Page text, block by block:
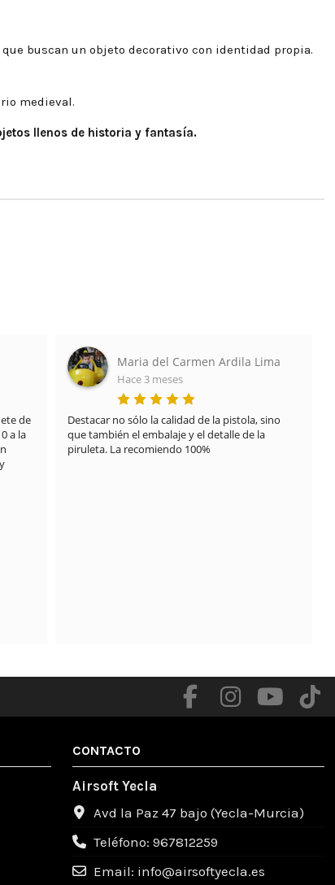
buscan un objeto decorativo con identidad propia.
medieval.
llenos de historia y fantasía.
Javier Lozano
Hace 7 meses
TRATO EXCELENTE DE 10
Recibí el envío en un mal estado por que uno de
los pedidos del paquete se derramó y manchó
CONTACTO
Airsoft Yecla
Avd la Paz 47 bajo (Yecla-Murcia)
Teléfono: 967812259
Email: info@airsoftyecla.es